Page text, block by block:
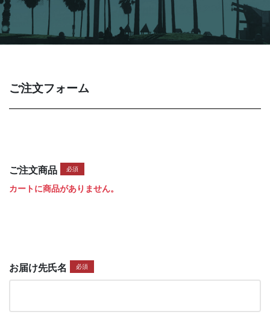
ご注文フォーム
ご注文商品 必須
カートに商品がありません。
お届け先氏名 必須